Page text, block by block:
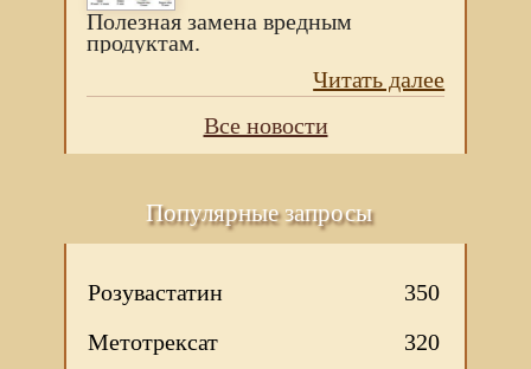
Полезная замена вредным
продуктам.
Читать далее
Все новости
Популярные запросы
Розувастатин
350
Метотрексат
320